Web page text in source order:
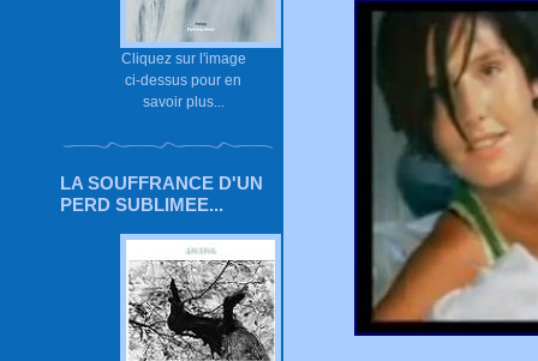
Cliquez sur l'image
ci-dessus pour en
savoir plus...
LA SOUFFRANCE D'UN
PERD SUBLIMEE...